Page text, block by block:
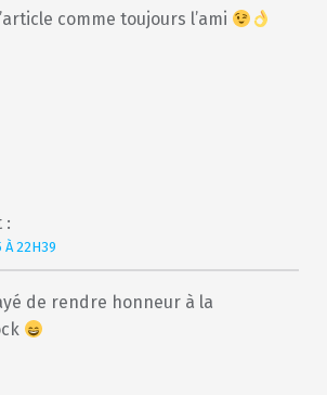
comme toujours l’ami
:
À 22H39
de rendre honneur à la